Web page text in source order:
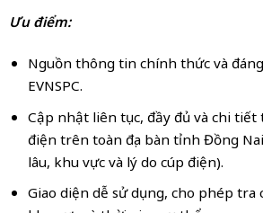
Ưu điểm:
Nguồn thông tin chính thức và
EVNSPC.
Cập nhật liên tục, đầy đủ và chi tiết
điện trên toàn địa bàn tỉnh Đồng
lâu, khu vực và lý do cúp điện).
Giao diện dễ sử dụng, cho phép